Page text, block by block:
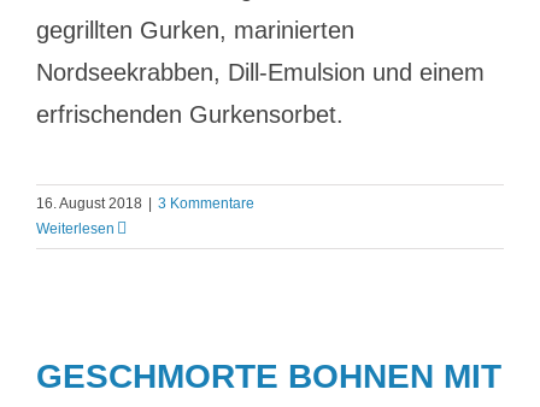
gegrillten Gurken, marinierten
Nordseekrabben, Dill-Emulsion und einem
erfrischenden Gurkensorbet.
16. August 2018
3 Kommentare
Weiterlesen
GESCHMORTE BOHNEN MIT